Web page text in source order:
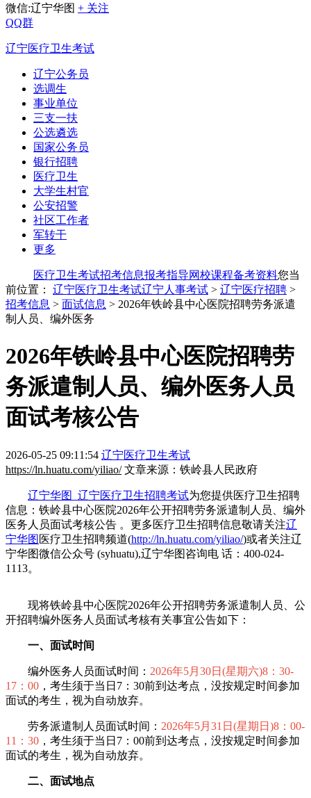
微信:辽宁华图 + 关注
QQ群
辽宁医疗卫生考试
辽宁公务员
选调生
事业单位
三支一扶
公选遴选
国家公务员
银行招聘
医疗卫生
大学生村官
公安招警
社区工作者
军转干
更多
医疗卫生考试招考信息报考指导网校课程备考资料您当
前位置： 辽宁医疗卫生考试辽宁人事考试 > 辽宁医疗招聘 >
招考信息 > 面试信息 > 2026年铁岭县中心医院招聘劳务派遣
制人员、编外医务
2026年铁岭县中心医院招聘劳
务派遣制人员、编外医务人员
面试考核公告
2026-05-25 09:11:54 辽宁医疗卫生考试
https://ln.huatu.com/yiliao/ 文章来源：铁岭县人民政府
辽宁华图_辽宁医疗卫生招聘考试为您提供医疗卫生招聘
信息：铁岭县中心医院2026年公开招聘劳务派遣制人员、编外
医务人员面试考核公告 。更多医疗卫生招聘信息敬请关注辽
宁华图 医疗卫生招聘频道(http://ln.huatu.com/yiliao/)或者关注辽
宁华图微信公众号 (syhuatu),辽宁华图咨询电 话：400-024-
1113。
现将铁岭县中心医院2026年公开招聘劳务派遣制人员、公
开招聘编外医务人员面试考核有关事宜公告如下：
一、面试时间
编外医务人员面试时间： 2026年5月30日(星期六)8：30-
17：00 ，考生须于当日7：30前到达考点，没按规定时间参加
面试的考生，视为自动放弃。
劳务派遣制人员面试时间： 2026年5月31日(星期日)8：00-
11：30 ，考生须于当日7：00前到达考点，没按规定时间参加
面试的考生，视为自动放弃。
二、面试地点